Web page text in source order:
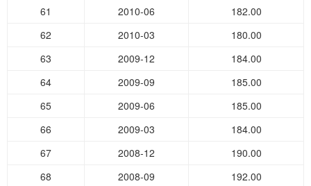
61 2010-06
182.00
62
2010-03
180.00
63
2009-12
184.00
64
2009-09
185.00
65
2009-06
185.00
66
2009-03
184.00
67
2008-12
190.00
68
2008-09
192.00